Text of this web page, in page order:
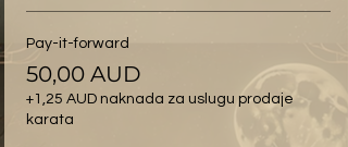
Pay-it-forward
50,00 AUD
+1,25 AUD naknada za uslugu prodaje
karata